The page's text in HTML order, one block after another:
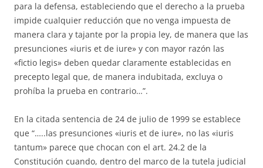
para la defensa, estableciendo que el derecho a la prueba
impide cualquier reducción que no venga impuesta de
manera clara y tajante por la propia ley, de manera que las
presunciones «iuris et de iure» y con mayor razón las
«fictio legis» deben quedar claramente establecidas en
precepto legal que, de manera indubitada, excluya o
prohíba la prueba en contrario…”.
En la citada sentencia de 24 de julio de 1999 se establece
que “…..las presunciones «iuris et de iure», no las «iuris
tantum» parece que chocan con el art. 24.2 de la
Constitución cuando, dentro del marco de la tutela judicial